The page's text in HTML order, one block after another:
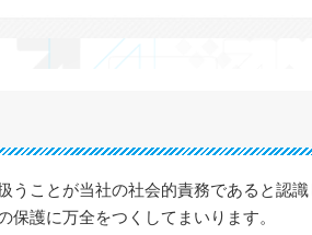
うことが当社の社会的責務であると認
保護に万全をつくしてまいります。